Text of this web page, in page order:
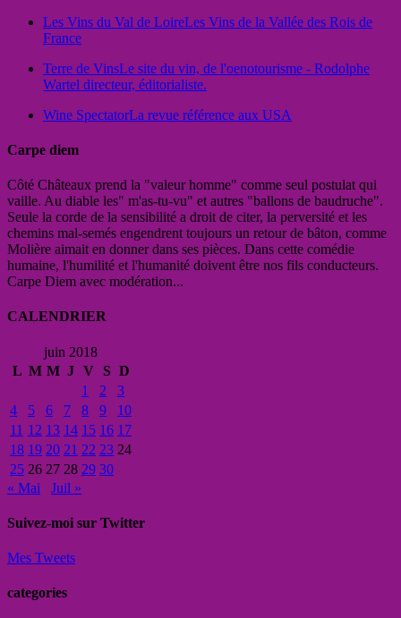
Les Vins du Val de LoireLes Vins de la Vallée des Rois de
France
Terre de VinsLe site du vin, de l'oenotourisme - Rodolphe
Wartel directeur, éditorialiste.
Wine SpectatorLa revue référence aux USA
Carpe diem
Côté Châteaux prend la "valeur homme" comme seul postulat qui
vaille. Au diable les" m'as-tu-vu" et autres "ballons de baudruche".
Seule la corde de la sensibilité a droit de citer, la perversité et les
chemins mal-semés engendrent toujours un retour de bâton, comme
Molière aimait en donner dans ses pièces. Dans cette comédie
humaine, l'humilité et l'humanité doivent être nos fils conducteurs.
Carpe Diem avec modération...
CALENDRIER
juin 2018
L M M J V S D
1
2
3
4
5 6 7 8 9
10
11 12 13 14 15 16 17
18 19 20 21 22 23 24
25 26 27 28 29 30
« Mai
Juil »
Suivez-moi sur Twitter
Mes Tweets
categories